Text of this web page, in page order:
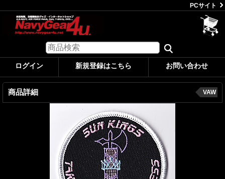
PCサイト
ログイン 新規登録はこちら お問い合わせ
商品詳細 VAW